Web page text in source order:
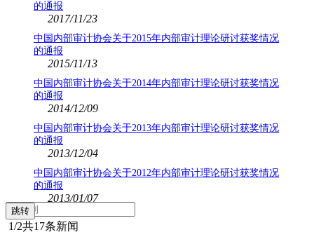
的通报
2017/11/23
中国内部审计协会关于2015年内部审计理论研讨获奖情况
的通报
2015/11/13
中国内部审计协会关于2014年内部审计理论研讨获奖情况
的通报
2014/12/09
中国内部审计协会关于2013年内部审计理论研讨获奖情况
的通报
2013/12/04
中国内部审计协会关于2012年内部审计理论研讨获奖情况
的通报
2013/01/07
1/2共17条新闻